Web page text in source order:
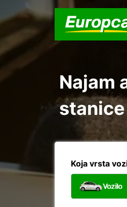
Najam
stanice
Koja vrsta
Vozilo